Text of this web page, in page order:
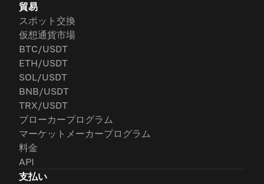
貿易
スポット交換
仮想通貨市場
BTC/USDT
ETH/USDT
SOL/USDT
BNB/USDT
TRX/USDT
ブローカープログラム
マーケットメーカープログラム
料金
API
支払い